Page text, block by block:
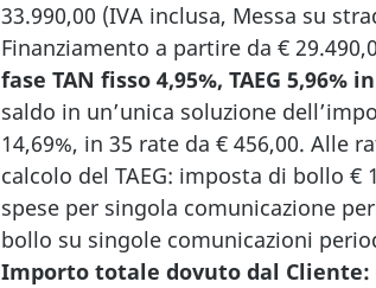
33.990,00 (IVA inclusa, Messa su
Finanziamento a partire da €
fase TAN fisso 4,95%, TAEG 5,96%
saldo in un’unica soluzione
14,69%, in 35 rate da € 456,00. Alle
calcolo del TAEG: imposta di bollo €
spese per singola comunicazione
bollo su singole comunicazioni
Importo totale dovuto dal Cliente: